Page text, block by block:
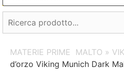
MATERIE PRIME MALTO »
d’orzo Viking Munich Dark